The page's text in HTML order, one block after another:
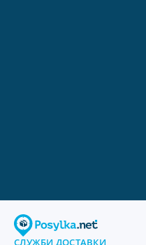
СЛУЖБИ ДОСТАВКИ